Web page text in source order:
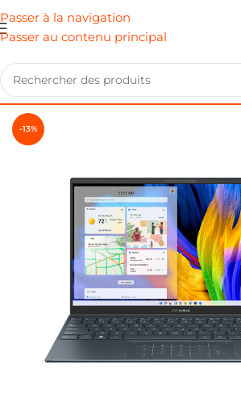
Passer à la navigation
Passer au contenu principal
-13%